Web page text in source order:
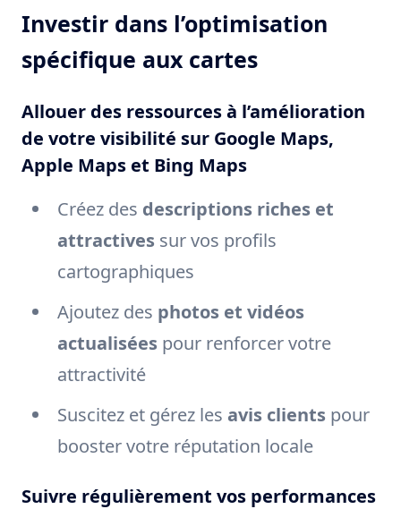
Investir dans l’optimisation
spécifique aux cartes
Allouer des ressources à l’amélioration
de votre visibilité sur Google Maps,
Apple Maps et Bing Maps
Créez des descriptions riches et
attractives sur vos profils
cartographiques
Ajoutez des photos et vidéos
actualisées pour renforcer votre
attractivité
Suscitez et gérez les avis clients pour
booster votre réputation locale
Suivre régulièrement vos performances